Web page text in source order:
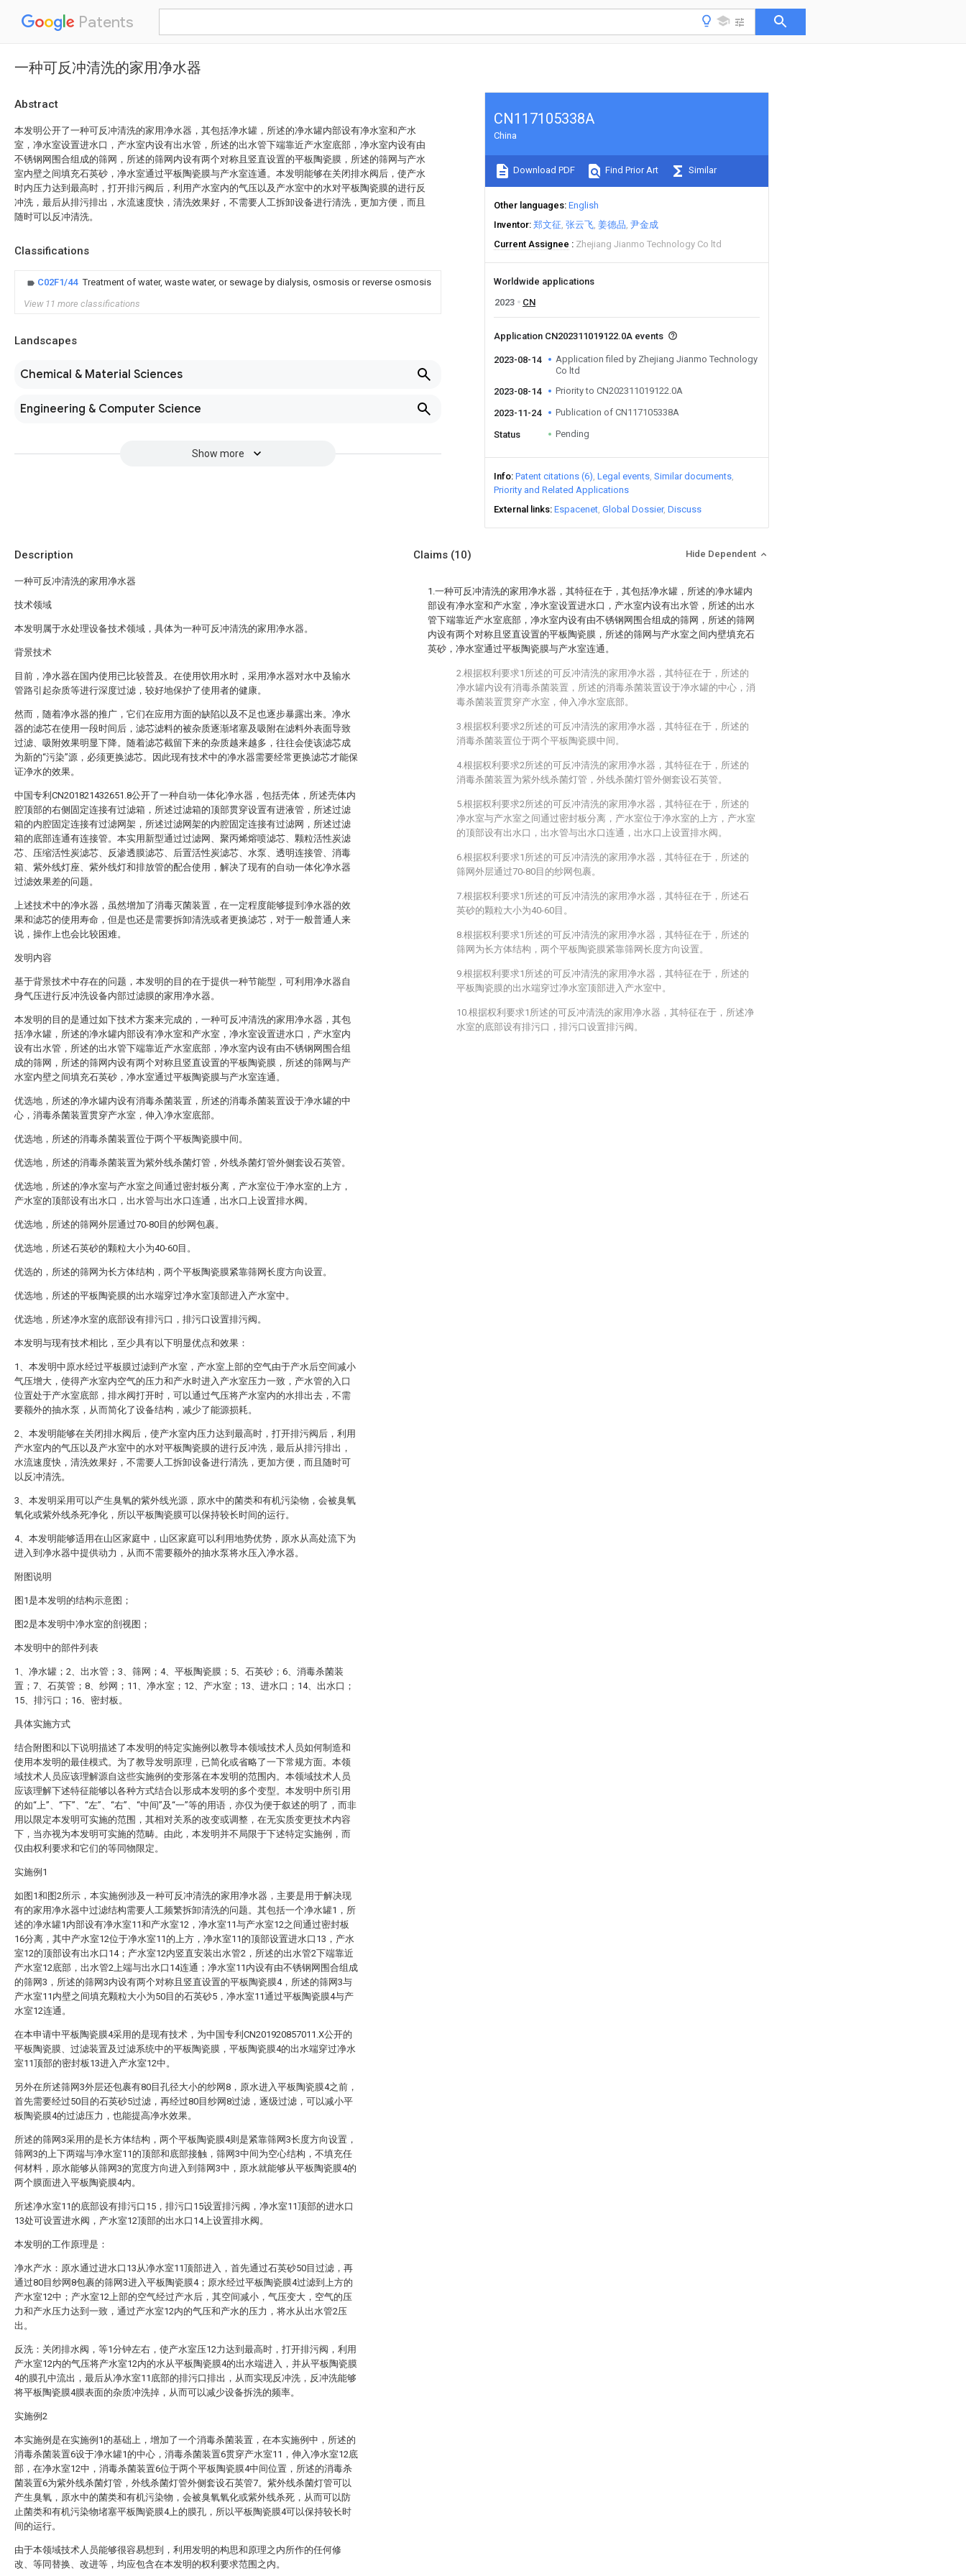
Patents
一种可反冲清洗的家用净水器
Abstract
本发明公开了一种可反冲清洗的家用净水器，其包括净水罐，所述的净水罐内部设有净水室和产水
室，净水室设置进水口，产水室内设有出水管，所述的出水管下端靠近产水室底部，净水室内设有由
不锈钢网围合组成的筛网，所述的筛网内设有两个对称且竖直设置的平板陶瓷膜，所述的筛网与产水
室内壁之间填充石英砂，净水室通过平板陶瓷膜与产水室连通。本发明能够在关闭排水阀后，使产水
时内压力达到最高时，打开排污阀后，利用产水室内的气压以及产水室中的水对平板陶瓷膜的进行反
冲洗，最后从排污排出，水流速度快，清洗效果好，不需要人工拆卸设备进行清洗，更加方便，而且
随时可以反冲清洗。
Classifications
C02F1/44 Treatment of water, waste water, or sewage by dialysis, osmosis or reverse osmosis
View 11 more classifications
Landscapes
Chemical & Material Sciences
Engineering & Computer Science
Show more
CN117105338A
China
Download PDF Find Prior Art Similar
Other languages English
Inventor 郑文征 张云飞 姜德品 尹金成
Current Assignee
Zhejiang Jianmo Technology Co ltd
Worldwide applications
2023
CN
Application CN202311019122.0A events
2023-08-14
Application filed by Zhejiang Jianmo Technology
Co ltd
2023-08-14
Priority to CN202311019122.0A
2023-11-24 Publication of CN117105338A
Status Pending
Info Patent citations (6) Legal events Similar documents
Priority and Related Applications
External links Espacenet Global Dossier Discuss
Description
一种可反冲清洗的家用净水器
技术领域
本发明属于水处理设备技术领域，具体为一种可反冲清洗的家用净水器。
背景技术
目前，净水器在国内使用已比较普及。在使用饮用水时，采用净水器对水中及输水
管路引起杂质等进行深度过滤，较好地保护了使用者的健康。
然而，随着净水器的推广，它们在应用方面的缺陷以及不足也逐步暴露出来。净水
器的滤芯在使用一段时间后，滤芯滤料的被杂质逐渐堵塞及吸附在滤料外表面导致
过滤、吸附效果明显下降。随着滤芯截留下来的杂质越来越多，往往会使该滤芯成
为新的“污染”源，必须更换滤芯。因此现有技术中的净水器需要经常更换滤芯才能保
证净水的效果。
中国专利CN201821432651.8公开了一种自动一体化净水器，包括壳体，所述壳体内
腔顶部的右侧固定连接有过滤箱，所述过滤箱的顶部贯穿设置有进液管，所述过滤
箱的内腔固定连接有过滤网架，所述过滤网架的内腔固定连接有过滤网，所述过滤
箱的底部连通有连接管。本实用新型通过过滤网、聚丙烯熔喷滤芯、颗粒活性炭滤
芯、压缩活性炭滤芯、反渗透膜滤芯、后置活性炭滤芯、水泵、透明连接管、消毒
箱、紫外线灯座、紫外线灯和排放管的配合使用，解决了现有的自动一体化净水器
过滤效果差的问题。
上述技术中的净水器，虽然增加了消毒灭菌装置，在一定程度能够提到净水器的效
果和滤芯的使用寿命，但是也还是需要拆卸清洗或者更换滤芯，对于一般普通人来
说，操作上也会比较困难。
发明内容
基于背景技术中存在的问题，本发明的目的在于提供一种节能型，可利用净水器自
身气压进行反冲洗设备内部过滤膜的家用净水器。
本发明的目的是通过如下技术方案来完成的，一种可反冲清洗的家用净水器，其包
括净水罐，所述的净水罐内部设有净水室和产水室，净水室设置进水口，产水室内
设有出水管，所述的出水管下端靠近产水室底部，净水室内设有由不锈钢网围合组
成的筛网，所述的筛网内设有两个对称且竖直设置的平板陶瓷膜，所述的筛网与产
水室内壁之间填充石英砂，净水室通过平板陶瓷膜与产水室连通。
优选地，所述的净水罐内设有消毒杀菌装置，所述的消毒杀菌装置设于净水罐的中
心，消毒杀菌装置贯穿产水室，伸入净水室底部。
优选地，所述的消毒杀菌装置位于两个平板陶瓷膜中间。
优选地，所述的消毒杀菌装置为紫外线杀菌灯管，外线杀菌灯管外侧套设石英管。
优选地，所述的净水室与产水室之间通过密封板分离，产水室位于净水室的上方，
产水室的顶部设有出水口，出水管与出水口连通，出水口上设置排水阀。
优选地，所述的筛网外层通过70-80目的纱网包裹。
优选地，所述石英砂的颗粒大小为40-60目。
优选的，所述的筛网为长方体结构，两个平板陶瓷膜紧靠筛网长度方向设置。
优选地，所述的平板陶瓷膜的出水端穿过净水室顶部进入产水室中。
优选地，所述净水室的底部设有排污口，排污口设置排污阀。
本发明与现有技术相比，至少具有以下明显优点和效果：
1、本发明中原水经过平板膜过滤到产水室，产水室上部的空气由于产水后空间减小
气压增大，使得产水室内空气的压力和产水时进入产水室压力一致，产水管的入口
位置处于产水室底部，排水阀打开时，可以通过气压将产水室内的水排出去，不需
要额外的抽水泵，从而简化了设备结构，减少了能源损耗。
2、本发明能够在关闭排水阀后，使产水室内压力达到最高时，打开排污阀后，利用
产水室内的气压以及产水室中的水对平板陶瓷膜的进行反冲洗，最后从排污排出，
水流速度快，清洗效果好，不需要人工拆卸设备进行清洗，更加方便，而且随时可
以反冲清洗。
3、本发明采用可以产生臭氧的紫外线光源，原水中的菌类和有机污染物，会被臭氧
氧化或紫外线杀死净化，所以平板陶瓷膜可以保持较长时间的运行。
4、本发明能够适用在山区家庭中，山区家庭可以利用地势优势，原水从高处流下为
进入到净水器中提供动力，从而不需要额外的抽水泵将水压入净水器。
附图说明
图1是本发明的结构示意图；
图2是本发明中净水室的剖视图；
本发明中的部件列表
1、净水罐；2、出水管；3、筛网；4、平板陶瓷膜；5、石英砂；6、消毒杀菌装
置；7、石英管；8、纱网；11、净水室；12、产水室；13、进水口；14、出水口；
15、排污口；16、密封板。
具体实施方式
结合附图和以下说明描述了本发明的特定实施例以教导本领域技术人员如何制造和
使用本发明的最佳模式。为了教导发明原理，已简化或省略了一下常规方面。本领
域技术人员应该理解源自这些实施例的变形落在本发明的范围内。本领域技术人员
应该理解下述特征能够以各种方式结合以形成本发明的多个变型。本发明中所引用
的如“上”、“下”、“左”、“右”、“中间”及“一”等的用语，亦仅为便于叙述的明了，而非
用以限定本发明可实施的范围，其相对关系的改变或调整，在无实质变更技术内容
下，当亦视为本发明可实施的范畴。由此，本发明并不局限于下述特定实施例，而
仅由权利要求和它们的等同物限定。
实施例1
如图1和图2所示，本实施例涉及一种可反冲清洗的家用净水器，主要是用于解决现
有的家用净水器中过滤结构需要人工频繁拆卸清洗的问题。其包括一个净水罐1，所
述的净水罐1内部设有净水室11和产水室12，净水室11与产水室12之间通过密封板
16分离，其中产水室12位于净水室11的上方，净水室11的顶部设置进水口13，产水
室12的顶部设有出水口14；产水室12内竖直安装出水管2，所述的出水管2下端靠近
产水室12底部，出水管2上端与出水口14连通；净水室11内设有由不锈钢网围合组成
的筛网3，所述的筛网3内设有两个对称且竖直设置的平板陶瓷膜4，所述的筛网3与
产水室11内壁之间填充颗粒大小为50目的石英砂5，净水室11通过平板陶瓷膜4与产
水室12连通。
在本申请中平板陶瓷膜4采用的是现有技术，为中国专利CN201920857011.X公开的
平板陶瓷膜、过滤装置及过滤系统中的平板陶瓷膜，平板陶瓷膜4的出水端穿过净水
室11顶部的密封板13进入产水室12中。
另外在所述筛网3外层还包裹有80目孔径大小的纱网8，原水进入平板陶瓷膜4之前，
首先需要经过50目的石英砂5过滤，再经过80目纱网8过滤，逐级过滤，可以减小平
板陶瓷膜4的过滤压力，也能提高净水效果。
所述的筛网3采用的是长方体结构，两个平板陶瓷膜4则是紧靠筛网3长度方向设置，
筛网3的上下两端与净水室11的顶部和底部接触，筛网3中间为空心结构，不填充任
何材料，原水能够从筛网3的宽度方向进入到筛网3中，原水就能够从平板陶瓷膜4的
两个膜面进入平板陶瓷膜4内。
所述净水室11的底部设有排污口15，排污口15设置排污阀，净水室11顶部的进水口
13处可设置进水阀，产水室12顶部的出水口14上设置排水阀。
本发明的工作原理是：
净水产水：原水通过进水口13从净水室11顶部进入，首先通过石英砂50目过滤，再
通过80目纱网8包裹的筛网3进入平板陶瓷膜4；原水经过平板陶瓷膜4过滤到上方的
产水室12中；产水室12上部的空气经过产水后，其空间减小，气压变大，空气的压
力和产水压力达到一致，通过产水室12内的气压和产水的压力，将水从出水管2压
出。
反洗：关闭排水阀，等1分钟左右，使产水室压12力达到最高时，打开排污阀，利用
产水室12内的气压将产水室12内的水从平板陶瓷膜4的出水端进入，并从平板陶瓷膜
4的膜孔中流出，最后从净水室11底部的排污口排出，从而实现反冲洗，反冲洗能够
将平板陶瓷膜4膜表面的杂质冲洗掉，从而可以减少设备拆洗的频率。
实施例2
本实施例是在实施例1的基础上，增加了一个消毒杀菌装置，在本实施例中，所述的
消毒杀菌装置6设于净水罐1的中心，消毒杀菌装置6贯穿产水室11，伸入净水室12底
部，在净水室12中，消毒杀菌装置6位于两个平板陶瓷膜4中间位置，所述的消毒杀
菌装置6为紫外线杀菌灯管，外线杀菌灯管外侧套设石英管7。紫外线杀菌灯管可以
产生臭氧，原水中的菌类和有机污染物，会被臭氧氧化或紫外线杀死，从而可以防
止菌类和有机污染物堵塞平板陶瓷膜4上的膜孔，所以平板陶瓷膜4可以保持较长时
间的运行。
由于本领域技术人员能够很容易想到，利用发明的构思和原理之内所作的任何修
改、等同替换、改进等，均应包含在本发明的权利要求范围之内。
Claims (10) Hide Dependent
1.一种可反冲清洗的家用净水器，其特征在于，其包括净水罐，所述的净水罐内
部设有净水室和产水室，净水室设置进水口，产水室内设有出水管，所述的出水
管下端靠近产水室底部，净水室内设有由不锈钢网围合组成的筛网，所述的筛网
内设有两个对称且竖直设置的平板陶瓷膜，所述的筛网与产水室之间内壁填充石
英砂，净水室通过平板陶瓷膜与产水室连通。
2.根据权利要求1所述的可反冲清洗的家用净水器，其特征在于，所述的
净水罐内设有消毒杀菌装置，所述的消毒杀菌装置设于净水罐的中心，消
毒杀菌装置贯穿产水室，伸入净水室底部。
3.根据权利要求2所述的可反冲清洗的家用净水器，其特征在于，所述的
消毒杀菌装置位于两个平板陶瓷膜中间。
4.根据权利要求2所述的可反冲清洗的家用净水器，其特征在于，所述的
消毒杀菌装置为紫外线杀菌灯管，外线杀菌灯管外侧套设石英管。
5.根据权利要求2所述的可反冲清洗的家用净水器，其特征在于，所述的
净水室与产水室之间通过密封板分离，产水室位于净水室的上方，产水室
的顶部设有出水口，出水管与出水口连通，出水口上设置排水阀。
6.根据权利要求1所述的可反冲清洗的家用净水器，其特征在于，所述的
筛网外层通过70-80目的纱网包裹。
7.根据权利要求1所述的可反冲清洗的家用净水器，其特征在于，所述石
英砂的颗粒大小为40-60目。
8.根据权利要求1所述的可反冲清洗的家用净水器，其特征在于，所述的
筛网为长方体结构，两个平板陶瓷膜紧靠筛网长度方向设置。
9.根据权利要求1所述的可反冲清洗的家用净水器，其特征在于，所述的
平板陶瓷膜的出水端穿过净水室顶部进入产水室中。
10.根据权利要求1所述的可反冲清洗的家用净水器，其特征在于，所述净
水室的底部设有排污口，排污口设置排污阀。